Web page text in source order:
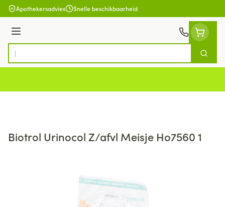
Ga naar de inhoud
Apothekersadvies Snelle beschikbaarheid
Menu
Product, merk, categorie...
Zoek
Biotrol Urinocol Z/afvl Meisje Ho7560 1